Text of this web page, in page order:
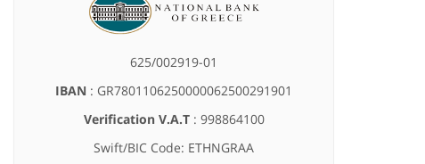
625/002919-01
IBAN : GR7801106250000062500291901
Verification V.A.T: 998864100
Swift/BIC Code: ETHNGRAA